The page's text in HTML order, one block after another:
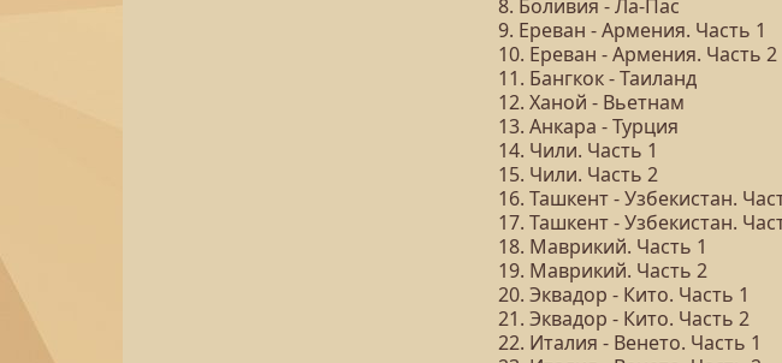
8. Боливия - Ла-Пас
9. Ереван - Армения. Часть 1
10. Ереван - Армения. Часть 2
11. Бангкок - Таиланд
12. Ханой - Вьетнам
13. Анкара - Турция
14. Чили. Часть 1
15. Чили. Часть 2
16. Ташкент - Узбекистан.
17. Ташкент - Узбекистан.
18. Маврикий. Часть 1
19. Маврикий. Часть 2
20. Эквадор - Кито. Часть 1
21. Эквадор - Кито. Часть 2
22. Италия - Венето. Часть 1